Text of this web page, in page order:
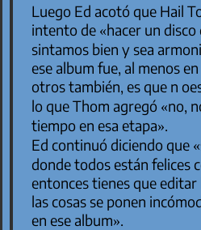
Luego Ed acotó que Hail
intento de «hacer un
sintamos bien y sea
ese album fue, al menos
otros también, es que n
lo que Thom agregó «no,
tiempo en esa etapa».
Ed continuó diciendo que
donde todos están felices
entonces tienes que editar
las cosas se ponen
en ese album».